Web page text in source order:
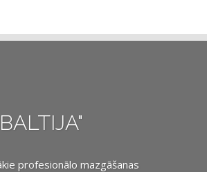
profesionālo mazgāšanas